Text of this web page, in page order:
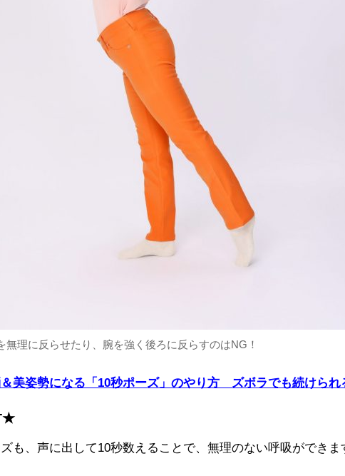
無理に反らせたり、腕を強く後ろに反らすのはNG！
美姿勢になる「10秒ポーズ」のやり方 ズボラでも続けられ
ズも、声に出して10秒数えることで、無理のない呼吸ができま